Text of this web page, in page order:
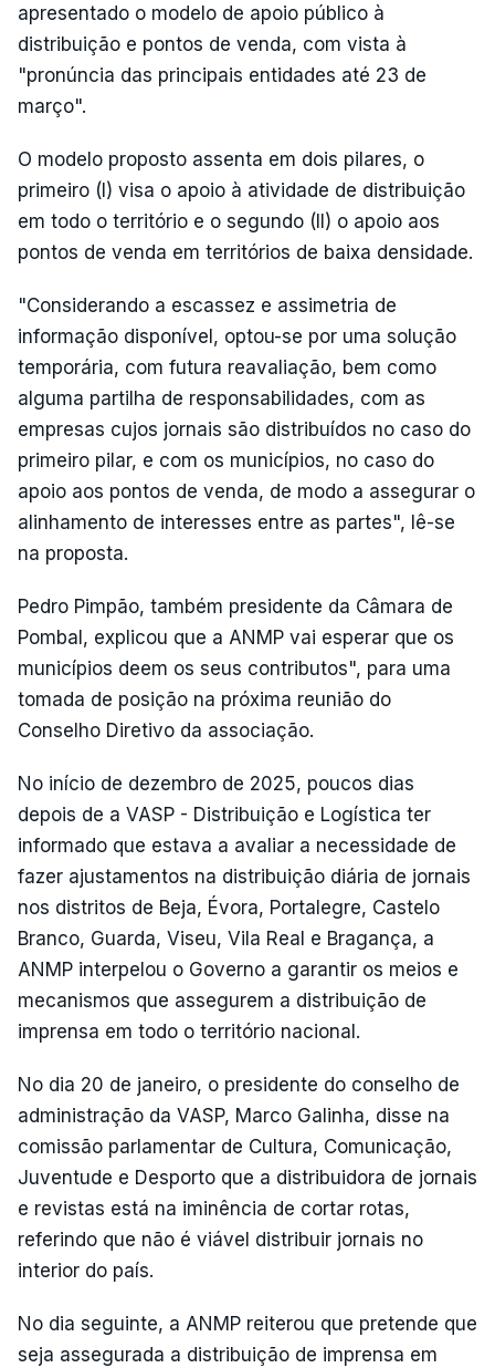
apresentado o modelo de apoio público à
distribuição e pontos de venda, com vista à
"pronúncia das principais entidades até 23 de
março".
O modelo proposto assenta em dois pilares, o
primeiro (I) visa o apoio à atividade de distribuição
em todo o território e o segundo (II) o apoio aos
pontos de venda em territórios de baixa densidade.
"Considerando a escassez e assimetria de
informação disponível, optou-se por uma solução
temporária, com futura reavaliação, bem como
alguma partilha de responsabilidades, com as
empresas cujos jornais são distribuídos no caso do
primeiro pilar, e com os municípios, no caso do
apoio aos pontos de venda, de modo a assegurar o
alinhamento de interesses entre as partes", lê-se
na proposta.
Pedro Pimpão, também presidente da Câmara de
Pombal, explicou que a ANMP vai esperar que os
municípios deem os seus contributos", para uma
tomada de posição na próxima reunião do
Conselho Diretivo da associação.
No início de dezembro de 2025, poucos dias
depois de a VASP - Distribuição e Logística ter
informado que estava a avaliar a necessidade de
fazer ajustamentos na distribuição diária de jornais
nos distritos de Beja, Évora, Portalegre, Castelo
Branco, Guarda, Viseu, Vila Real e Bragança, a
ANMP interpelou o Governo a garantir os meios e
mecanismos que assegurem a distribuição de
imprensa em todo o território nacional.
No dia 20 de janeiro, o presidente do conselho de
administração da VASP, Marco Galinha, disse na
comissão parlamentar de Cultura, Comunicação,
Juventude e Desporto que a distribuidora de jornais
e revistas está na iminência de cortar rotas,
referindo que não é viável distribuir jornais no
interior do país.
No dia seguinte, a ANMP reiterou que pretende que
seja assegurada a distribuição de imprensa em